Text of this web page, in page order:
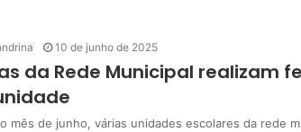
10 de junho de 2025
da Rede Municipal realizam
mês de junho, várias unidades escolares da rede